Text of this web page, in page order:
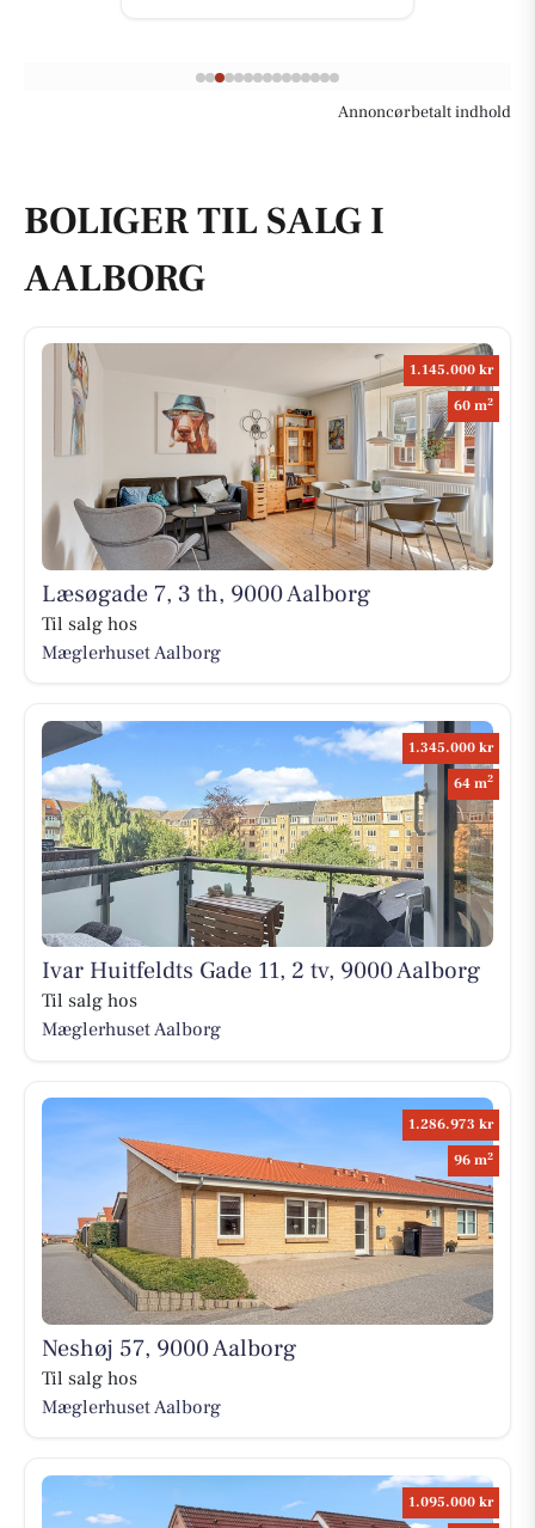
Annoncørbetalt indhold
BOLIGER TIL SALG I
AALBORG
1.145.000 kr
60 m2
Læsøgade 7, 3 th, 9000 Aalborg
Til salg hos
Mæglerhuset Aalborg
1.345.000 kr
64 m2
Ivar Huitfeldts Gade 11, 2 tv, 9000 Aalborg
Til salg hos
Mæglerhuset Aalborg
1.286.973 kr
96 m2
Neshøj 57, 9000 Aalborg
Til salg hos
Mæglerhuset Aalborg
1.095.000 kr